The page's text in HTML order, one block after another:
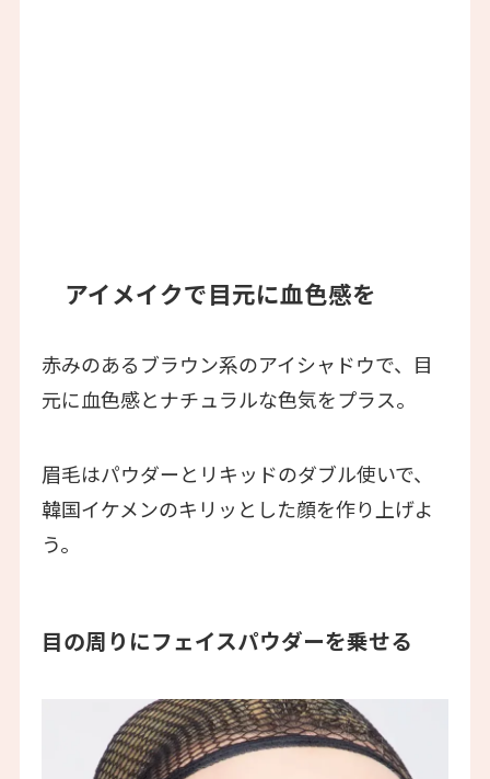
アイメイクで目元に血色感を
赤みのあるブラウン系のアイシャドウで、目
元に血色感とナチュラルな色気をプラス。
眉毛はパウダーとリキッドのダブル使いで、
韓国イケメンのキリッとした顔を作り上げよ
う。
目の周りにフェイスパウダーを乗せる